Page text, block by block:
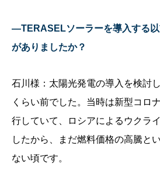
—TERASELソーラーを導入する
がありましたか？
石川様：太陽光発電の導入を検討
くらい前でした。当時は新型コロ
行していて、ロシアによるウクラ
したから、まだ燃料価格の高騰と
ない頃です。